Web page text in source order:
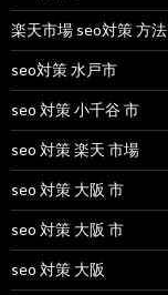
楽天市場 seo対策 方法
seo対策 水戸市
seo 対策 小千谷 市
seo 対策 楽天 市場
seo 対策 大阪 市
seo 対策 大阪 市
seo 対策 大阪